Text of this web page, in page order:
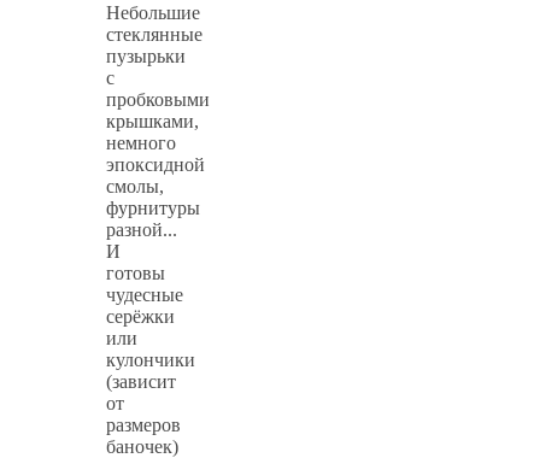
Небольшие
стеклянные
пузырьки
с
пробковыми
крышками,
немного
эпоксидной
смолы,
фурнитуры
разной...
И
готовы
чудесные
серёжки
или
кулончики
(зависит
от
размеров
баночек)